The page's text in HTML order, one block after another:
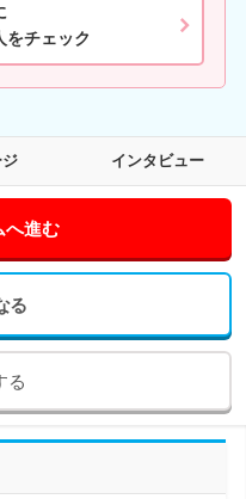
をチェック
ジ インタビュー
へ進む
る
る